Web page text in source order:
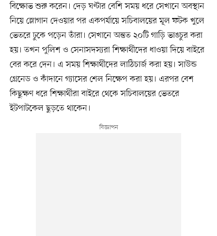
বিক্ষোভ শুরু করেন। দেড় ঘণ্টার বেশি সময় ধরে সেখানে অবস্থান
নিয়ে স্লোগান দেওয়ার পর একপর্যায়ে সচিবালয়ের মূল ফটক খুলে
ভেতরে ঢুকে পড়েন তাঁরা। সেখানে অন্তত ২০টি গাড়ি ভাঙচুর করা
হয়। তখন পুলিশ ও সেনাসদস্যরা শিক্ষার্থীদের ধাওয়া দিয়ে বাইরে
বের করে দেন। এ সময় শিক্ষার্থীদের লাঠিচার্জ করা হয়। সাউন্ড
গ্রেনেড ও কাঁদানে গ্যাসের শেল নিক্ষেপ করা হয়। এরপর বেশ
কিছুক্ষণ ধরে শিক্ষার্থীরা বাইরে থেকে সচিবালয়ের ভেতরে
ইটপাটকেল ছুড়তে থাকেন।